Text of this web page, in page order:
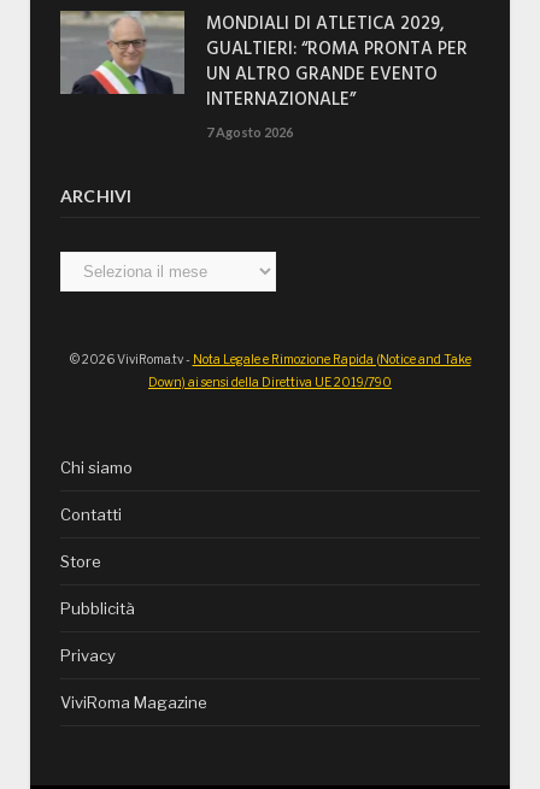
MONDIALI DI ATLETICA 2029,
GUALTIERI: “ROMA PRONTA PER
UN ALTRO GRANDE EVENTO
INTERNAZIONALE”
7 Agosto 2026
ARCHIVI
Archivi
© 2026 ViviRoma.tv - Nota Legale e Rimozione Rapida (Notice and Take
Down) ai sensi della Direttiva UE 2019/790
Chi siamo
Contatti
Store
Pubblicità
Privacy
ViviRoma Magazine